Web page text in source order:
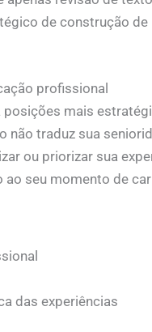
de construção
profissional
posições mais
não traduz sua
ou priorizar sua
ao seu momento de
das experiências